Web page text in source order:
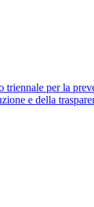
triennale per la
e della